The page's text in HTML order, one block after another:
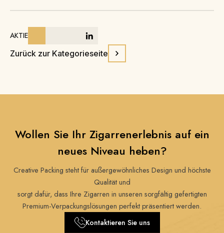
AKTIE
Zurück zur Kategorieseite
Wollen Sie Ihr Zigarrenerlebnis auf ein
neues Niveau heben?
Creative Packing steht für außergewöhnliches Design und höchste
Qualität und
sorgt dafür, dass Ihre Zigarren in unseren sorgfältig gefertigten
Premium-Verpackungslösungen perfekt präsentiert werden.
Kontaktieren Sie uns